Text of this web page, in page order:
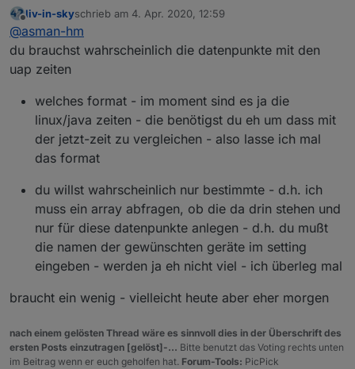
Danke, das war es! Geduld ist ein Tugend - zur Zeit
noch viel mehr als sonst.
liv-in-skyschrieb am 4. Apr. 2020, 12:59
zuletzt editiert von
@asman-hm
du brauchst wahrscheinlich die datenpunkte mit den
uap zeiten
welches format - im moment sind es ja die
linux/java zeiten - die benötigst du eh um dass mit
der jetzt-zeit zu vergleichen - also lasse ich mal
das format
du willst wahrscheinlich nur bestimmte - d.h. ich
muss ein array abfragen, ob die da drin stehen und
nur für diese datenpunkte anlegen - d.h. du mußt
die namen der gewünschten geräte im setting
eingeben - werden ja eh nicht viel - ich überleg mal
braucht ein wenig - vielleicht heute aber eher morgen
nach einem gelösten Thread wäre es sinnvoll dies in der Überschrift des
ersten Posts einzutragen [gelöst]-... Bitte benutzt das Voting rechts unten
im Beitrag wenn er euch geholfen hat. Forum-Tools: PicPick